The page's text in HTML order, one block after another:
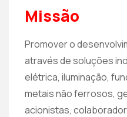
Missão
Promover o
através de soluções
elétrica, iluminação,
metais não ferrosos,
acionistas,